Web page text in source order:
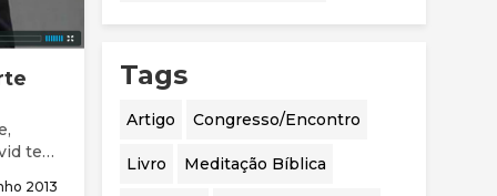
tem
2013
Tags
Artigo Congresso/Encontro
Livro Meditação Bíblica